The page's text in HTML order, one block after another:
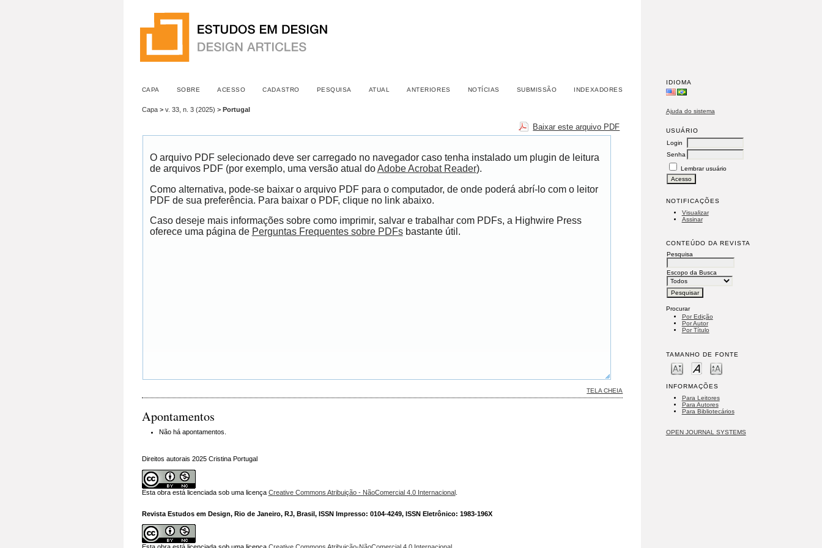
IDIOMA
Ajuda do sistema
USUÁRIO
Login
Senha
Lembrar usuário
NOTIFICAÇÕES
Visualizar
Assinar
CONTEÚDO DA REVISTA
Pesquisa
Escopo da Busca
Procurar
Por Edição
Por Autor
Por Título
TAMANHO DE FONTE
INFORMAÇÕES
Para Leitores
Para Autores
Para Bibliotecários
OPEN JOURNAL SYSTEMS
CAPA SOBRE ACESSO CADASTRO PESQUISA ATUAL ANTERIORES NOTÍCIAS SUBMISSÃO INDEXADORES
Capa> v. 33, n. 3 (2025) > Portugal
Baixar este arquivo PDF
O arquivo PDF selecionado deve ser carregado no navegador caso tenha instalado um plugin de leitura
de arquivos PDF (por exemplo, uma versão atual doAdobe Acrobat Reader).
Como alternativa, pode-se baixar o arquivo PDF para o computador, de onde poderá abrí-lo com o leitor
PDF de sua preferência. Para baixar o PDF, clique no link abaixo.
Caso deseje mais informações sobre como imprimir, salvar e trabalhar com PDFs, a Highwire Press
oferece uma página de Perguntas Frequentes sobre PDFsbastante útil.
TELA CHEIA
Apontamentos
Não há apontamentos.
Direitos autorais 2025 Cristina Portugal
Esta obra está licenciada sob uma licença Creative Commons Atribuição - NãoComercial 4.0 Internacional.
Revista Estudos em Design, Rio de Janeiro, RJ, Brasil, ISSN Impresso: 0104-4249, ISSN Eletrônico: 1983-196X